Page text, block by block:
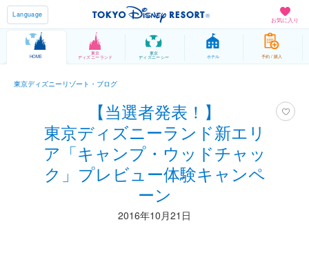
お気に入り
Language
HOME
東京
ディズニーランド
東京
ディズニーシー ホテル 予約 / 購入
東京ディズニーリゾート・ブログ
【当選者発表！】
東京ディズニーランド新エリ
ア「キャンプ・ウッドチャッ
ク」プレビュー体験キャンペ
ーン
2016年10月21日